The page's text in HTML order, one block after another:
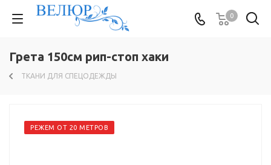
0
Грета 150см рип-стоп хаки
ТКАНИ ДЛЯ СПЕЦОДЕЖДЫ
РЕЖЕМ ОТ 20 МЕТРОВ